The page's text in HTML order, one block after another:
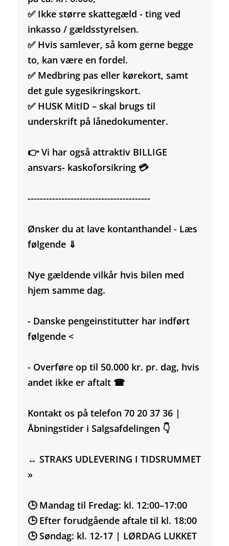
✅ Ikke større skattegæld - ting ved
inkasso / gældsstyrelsen.
✅ Hvis samlever, så kom gerne begge
to, kan være en fordel.
✅ Medbring pas eller kørekort, samt
det gule sygesikringskort.
✅ HUSK MitID – skal brugs til
underskrift på lånedokumenter.
👉 Vi har også attraktiv BILLIGE
ansvars- kaskoforsikring 💳
----------------------------------------
Ønsker du at lave kontanthandel - Læs
følgende ⇓
Nye gældende vilkår hvis bilen med
hjem samme dag.
- Danske pengeinstitutter har indført
følgende <
- Overføre op til 50.000 kr. pr. dag, hvis
andet ikke er aftalt ☎
Kontakt os på telefon 70 20 37 36 |
Åbningstider i Salgsafdelingen 👇
↔️ STRAKS UDLEVERING I TIDSRUMMET
»
🕒 Mandag til Fredag: kl. 12:00–17:00
🕒 Efter forudgående aftale til kl. 18:00
🕒 Søndag: kl. 12-17 | LØRDAG LUKKET